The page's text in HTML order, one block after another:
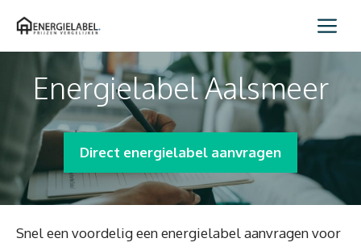
naar
Energielabel Aalsmeer
Direct energielabel aanvragen
Snel een voordelig een energielabel aanvragen voor